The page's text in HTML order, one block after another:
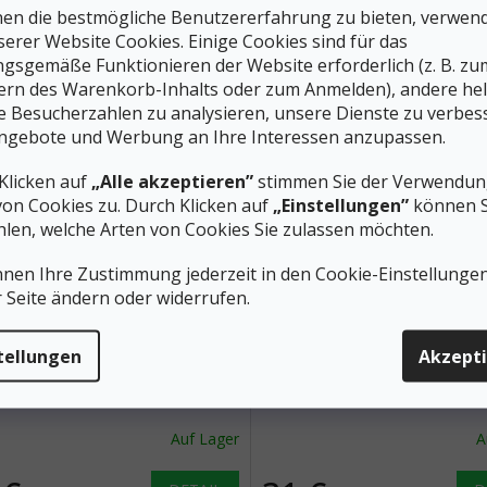
die bestmögliche Benutzererfahrung zu bieten,
Website Cookies. Einige Cookies sind für das
Funktionieren der Website erforderlich (z. B.
des Warenkorb-Inhalts oder zum Anmelden), andere
Besucherzahlen zu analysieren, unsere Dienste zu
und Werbung an Ihre Interessen anzupassen.
auf „Alle akzeptieren”stimmen Sie der
Cookies zu. Durch Klicken auf „Einstellungen” können
welche Arten von Cookies Sie zulassen möchten.
Ihre Zustimmung jederzeit in den Cookie-
Seite ändern oder widerrufen.
Material sorgt für
Komfort auf dem Kopf.
Klettverschluss unter dem Kinn.
Neoprenmütze ist geeignet für
Schwimmen in kaltem Wasser.
S-M
33 €
–6 %
Neoprenkappe EDDY 3
Auf Lager
AGAMA Neoprenkappe